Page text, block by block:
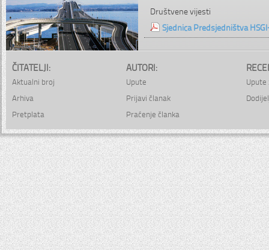
Društvene vijesti
Sjednica Predsjedništva
ČITATELJI:
Aktualni broj
Arhiva
Pretplata
AUTORI:
Upute
Prijavi članak
Praćenje članka
Upute